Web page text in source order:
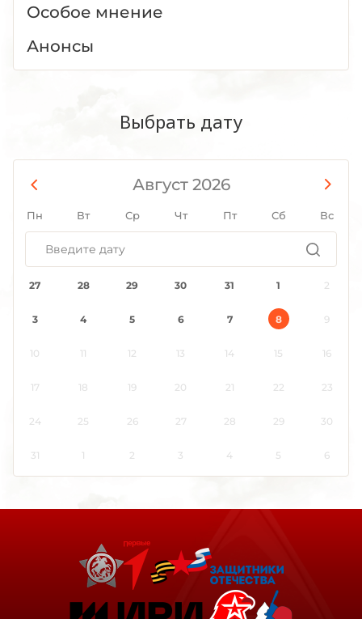
Донецкая Народная Республика
Калининградская область
Калмыкия
Калужская область
Камчатский край
Карачаево-Черкесия
Кировская область
Краснодарский край
Курская область
Липецкая область
Луганская Народная Республика
Магаданская область
Особое мнение
Анонсы
Выбрать дату
Август 2026
Пн Вт Ср Чт Пт Сб Вс
27 28 29 30 31 1 2
3 4 5 6 7 8 9
10 11 12 13 14 15 16
17 18 19 20 21 22 23
24 25 26 27 28 29 30
31 1 2 3 4 5 6